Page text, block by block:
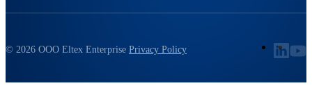
© 2026 ООО Eltex Enterprise Privacy Policy